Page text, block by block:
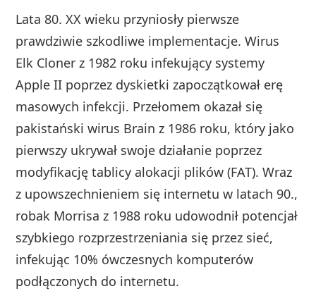
Lata 80. XX wieku przyniosły pierwsze
prawdziwie szkodliwe implementacje. Wirus
Elk Cloner z 1982 roku infekujący systemy
Apple II poprzez dyskietki zapoczątkował erę
masowych infekcji. Przełomem okazał się
pakistański wirus Brain z 1986 roku, który jako
pierwszy ukrywał swoje działanie poprzez
modyfikację tablicy alokacji plików (FAT). Wraz
z upowszechnieniem się internetu w latach 90.,
robak Morrisa z 1988 roku udowodnił potencjał
szybkiego rozprzestrzeniania się przez sieć,
infekując 10% ówczesnych komputerów
podłączonych do internetu.